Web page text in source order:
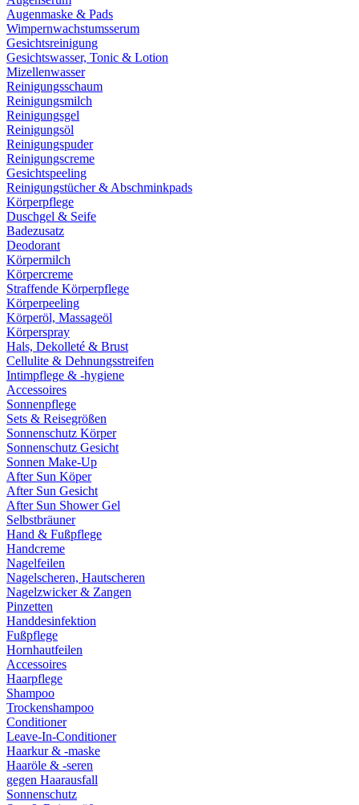
Augenmaske & Pads
Wimpernwachstumsserum
Gesichtsreinigung
Gesichtswasser, Tonic & Lotion
Mizellenwasser
Reinigungsschaum
Reinigungsmilch
Reinigungsgel
Reinigungsöl
Reinigungspuder
Reinigungscreme
Gesichtspeeling
Reinigungstücher & Abschminkpads
Körperpflege
Duschgel & Seife
Badezusatz
Deodorant
Körpermilch
Körpercreme
Straffende Körperpflege
Körperpeeling
Körperöl, Massageöl
Körperspray
Hals, Dekolleté & Brust
Cellulite & Dehnungsstreifen
Intimpflege & -hygiene
Accessoires
Sonnenpflege
Sets & Reisegrößen
Sonnenschutz Körper
Sonnenschutz Gesicht
Sonnen Make-Up
After Sun Köper
After Sun Gesicht
After Sun Shower Gel
Selbstbräuner
Hand & Fußpflege
Handcreme
Nagelfeilen
Nagelscheren, Hautscheren
Nagelzwicker & Zangen
Pinzetten
Handdesinfektion
Fußpflege
Hornhautfeilen
Accessoires
Haarpflege
Shampoo
Trockenshampoo
Conditioner
Leave-In-Conditioner
Haarkur & -maske
Haaröle & -seren
gegen Haarausfall
Sonnenschutz